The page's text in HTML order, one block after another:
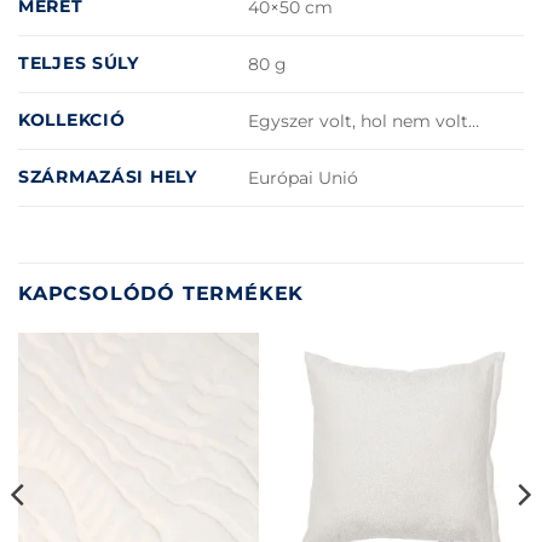
MÉRET 40×50 cm
TELJES SÚLY 80 g
KOLLEKCIÓ Egyszer volt, hol nem volt…
SZÁRMAZÁSI HELY Európai Unió
KAPCSOLÓDÓ TERMÉKEK